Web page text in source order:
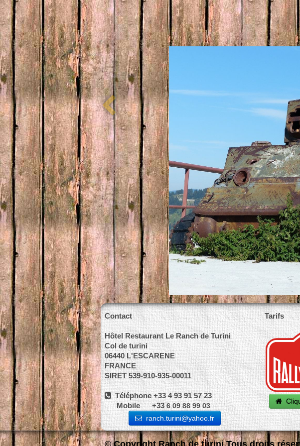
Contact
Hôtel Restaurant Le Ranch de Turini
Col de turini
06440 L'ESCARENE
FRANCE
SIRET 539-910-935-00011
Téléphone +33 4 93 91 57 23
Mobile +336 09 88 99 03
ranch.turini@yahoo.fr
Tarifs
© Copyright Ranch de turini Tous droits